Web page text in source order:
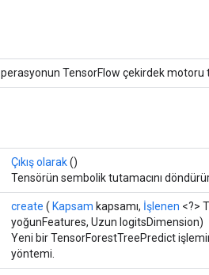
TensorFlow çekirdek motoru
Çıkış olarak()
Tensörün sembolik tutamacını
create ( Kapsam kapsamı, İşlenen <?>
yoğunFeatures, Uzun logitsDimension)
Yeni bir TensorForestTreePredict
yöntemi.